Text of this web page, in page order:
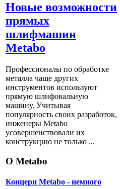
Новые возможности
прямых
шлифмашин
Metabo
Профессионалы по обработке
металла чаще других
инструментов используют
прямую шлифовальную
машину. Учитывая
популярность своих разработок,
инженеры Metabo
усовершенствовали их
конструкцию не только ...
О Metabo
Концерн Metabo - немного